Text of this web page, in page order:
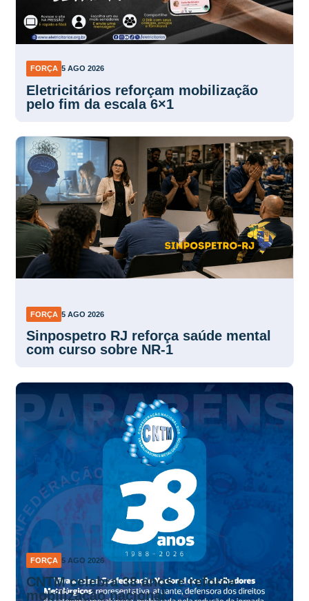
FORÇA 5 AGO 2026
Eletricitários reforçam mobilização
pelo fim da escala 6×1
FORÇA 5 AGO 2026
Sinpospetro RJ reforça saúde mental
com curso sobre NR-1
FORÇA 5 AGO 2026
CNTM celebra 38 anos e reforça
mobilização nacional